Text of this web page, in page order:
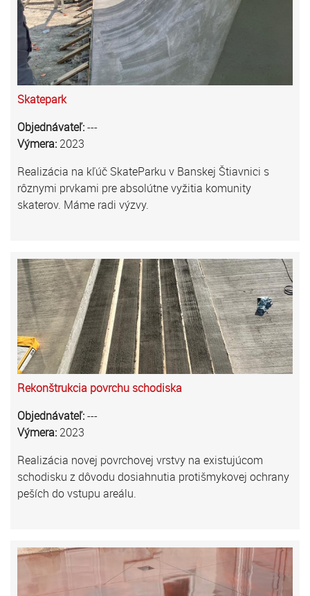
Skatepark
Objednávateľ:---
Výmera: 2023
Realizácia na kľúč SkateParku v Banskej Štiavnici s
rôznymi prvkami pre absolútne vyžitia komunity
skaterov. Máme radi výzvy.
Rekonštrukcia povrchu schodiska
Objednávateľ:---
Výmera: 2023
Realizácia novej povrchovej vrstvy na existujúcom
schodisku z dôvodu dosiahnutia protišmykovej ochrany
peších do vstupu areálu.